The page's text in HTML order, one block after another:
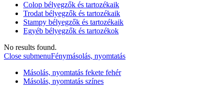
Colop bélyegzők és tartozékaik
Trodat bélyegzők és tartozékaik
Stampy bélyegzők és tartozékaik
Egyéb bélyegzők és tartozékok
No results found.
Close submenuFénymásolás, nyomtatás
Másolás, nyomtatás fekete fehér
Másolás, nyomtatás színes